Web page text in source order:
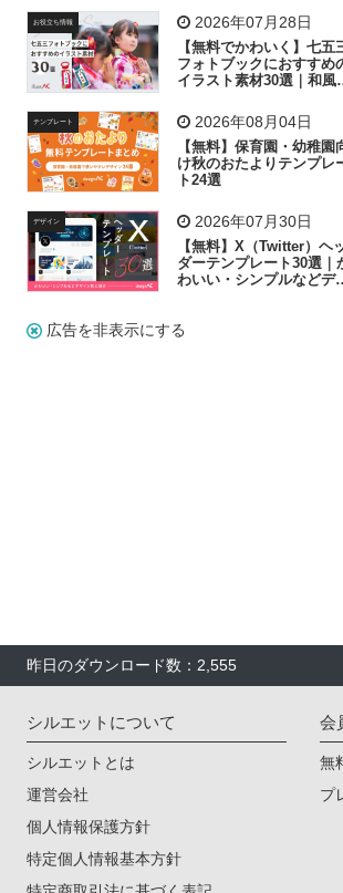
子供 作業員 葉 相談 ピクトグラム
お役立ち情報 2026年07月28日
【無料でかわいく】七五
フォトブックにおすすめ
イラスト素材30選｜和風
テンプレート 2026年08月04日
【無料】保育園・幼稚園
け秋のおたよりテンプレ
ト24選
デザイン 2026年07月30日
【無料】X（Twitter）ヘ
ダーテンプレート30選｜
わいい・シンプルなどデ
広告を非表示にする
昨日のダウンロード数：2,555
シルエットについて
シルエットとは
運営会社
個人情報保護方針
特定個人情報基本方針
会
無
プ